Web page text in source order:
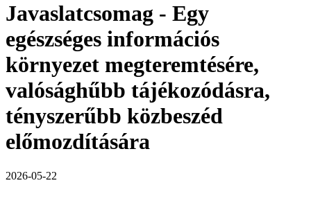
Javaslatcsomag - Egy
egészséges információs
környezet megteremtésére,
valósághűbb tájékozódásra,
tényszerűbb közbeszéd
előmozdítására
2026-05-22